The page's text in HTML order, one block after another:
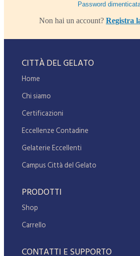
Password
Non hai un account? Registra
CITTÀ DEL GELATO
Home
Chi siamo
Certificazioni
Eccellenze Contadine
Gelaterie Eccellenti
Campus Città del Gelato
PRODOTTI
Shop
Carrello
CONTATTI E SUPPORTO